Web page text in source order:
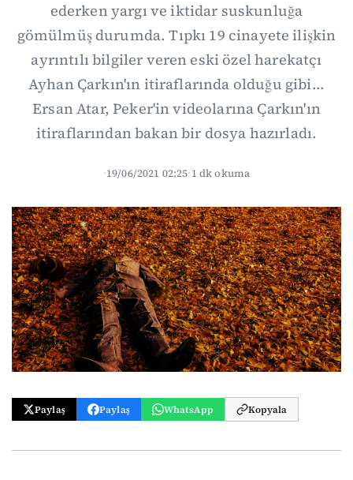
ederken yargı ve iktidar suskunluğa
gömülmüş durumda. Tıpkı 19 cinayete ilişkin
ayrıntılı bilgiler veren eski özel harekatçı
Ayhan Çarkın'ın itiraflarında olduğu gibi...
Ersan Atar, Peker'in videolarına Çarkın'ın
itiraflarından bakan bir dosya hazırladı.
·19/06/2021 02:25·1 dk okuma
Paylaş Paylaş WhatsApp Kopyala